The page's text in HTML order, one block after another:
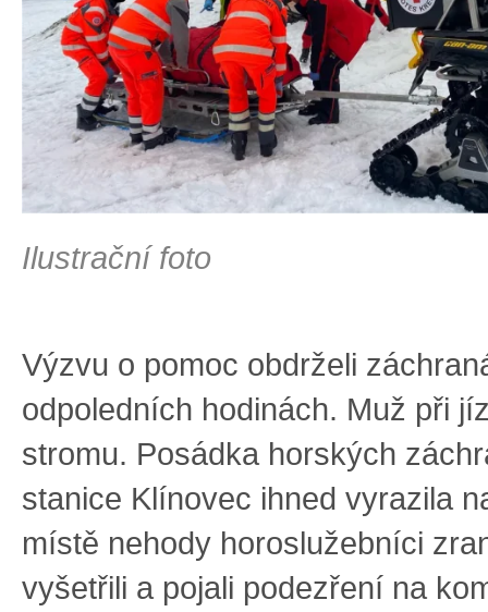
Ilustrační foto
Výzvu o pomoc obdrželi
odpoledních hodinách. Muž při
stromu. Posádka horských
stanice Klínovec ihned vyrazila
místě nehody horoslužebníci
vyšetřili a pojali podezření na